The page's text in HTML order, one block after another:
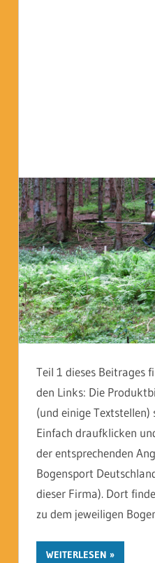
Teil 1 dieses Beitrages
den Links: Die
(und einige
Einfach draufklicken
der entsprechenden
Bogensport
dieser Firma). Dort
zu dem jeweiligen
WEITERLESEN